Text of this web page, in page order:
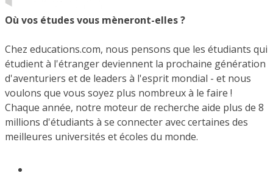
Où vos études vous mèneront-elles ?
Chez educations.com, nous pensons que les étudiants qui
étudient à l'étranger deviennent la prochaine génération
d'aventuriers et de leaders à l'esprit mondial - et nous
voulons que vous soyez plus nombreux à le faire !
Chaque année, notre moteur de recherche aide plus de 8
millions d'étudiants à se connecter avec certaines des
meilleures universités et écoles du monde.